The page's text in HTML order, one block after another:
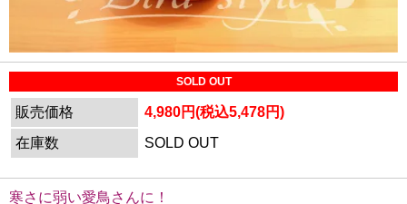
SOLD OUT
販売価格
4,980円(税込5,478円)
在庫数
SOLD OUT
寒さに弱い愛鳥さんに！